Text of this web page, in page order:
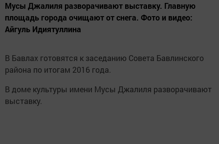
Мусы Джалиля разворачивают выставку. Главную
площадь города очищают от снега. Фото и видео:
Айгуль Идиятуллина
В Бавлах готовятся к заседанию Совета Бавлинского
района по итогам 2016 года.
В доме культуры имени Мусы Джалиля разворачивают
выставку.